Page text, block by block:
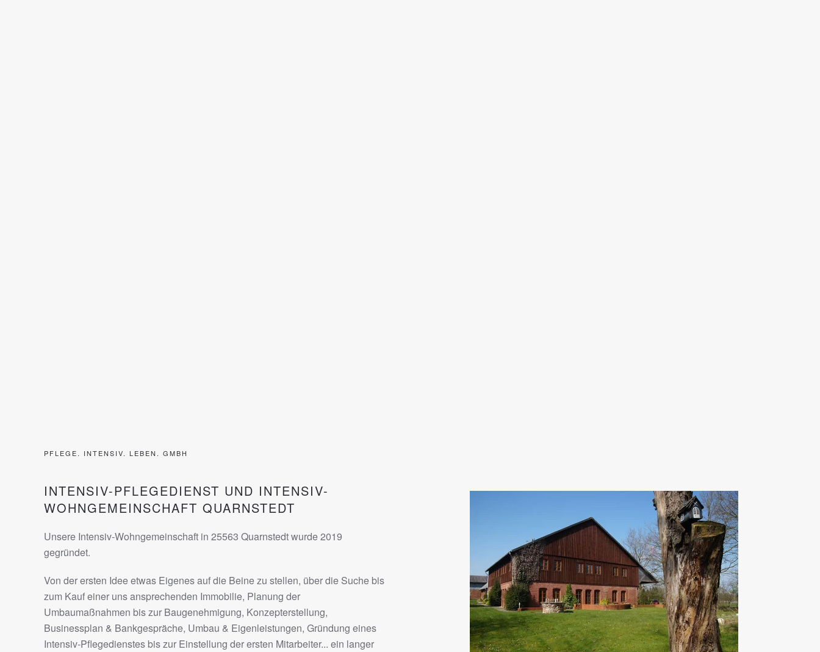
PFLEGE. INTENSIV. LEBEN. GMBH
INTENSIV-PFLEGEDIENST UND INTENSIV-
WOHNGEMEINSCHAFT QUARNSTEDT
Unsere Intensiv-Wohngemeinschaft in 25563 Quarnstedt wurde 2019
gegründet.
Von der ersten Idee etwas Eigenes auf die Beine zu stellen, über die Suche bis
zum Kauf einer uns ansprechenden Immobilie, Planung der
Umbaumaßnahmen bis zur Baugenehmigung, Konzepterstellung,
Businessplan & Bankgespräche, Umbau & Eigenleistungen, Gründung eines
Intensiv-Pflegedienstes bis zur Einstellung der ersten Mitarbeiter... ein langer